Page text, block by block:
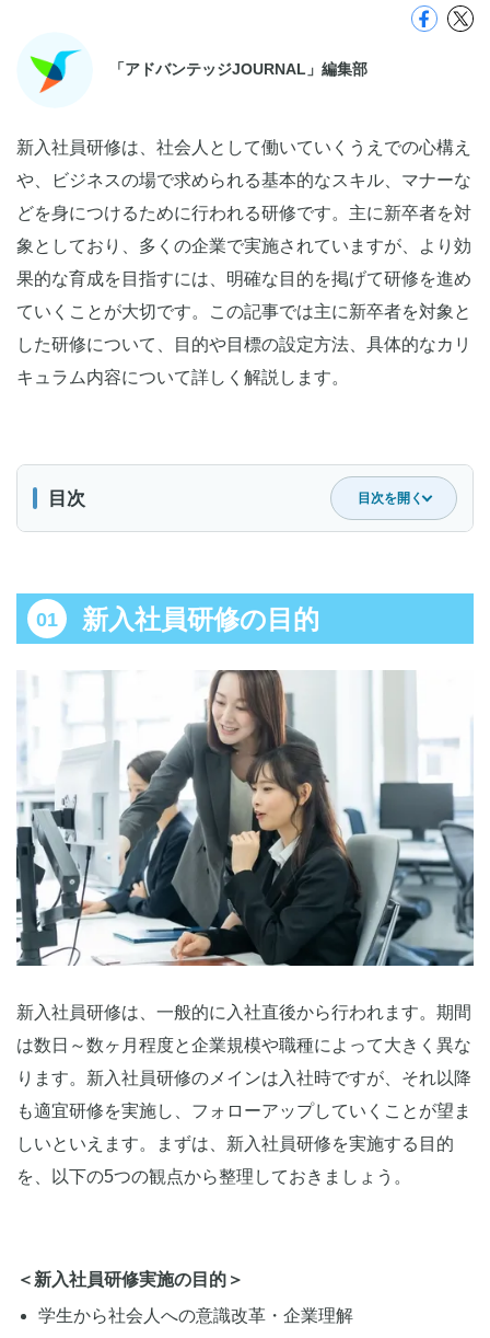
「アドバンテッジJOURNAL」編集部
新入社員研修は、社会人として働いていくうえでの心構え
や、ビジネスの場で求められる基本的なスキル、マナーな
どを身につけるために行われる研修です。主に新卒者を対
象としており、多くの企業で実施されていますが、より効
果的な育成を目指すには、明確な目的を掲げて研修を進め
ていくことが大切です。この記事では主に新卒者を対象と
した研修について、目的や目標の設定方法、具体的なカリ
キュラム内容について詳しく解説します。
目次 目次を開く
学生から社会人への意識改革・企業理解
ビジネススキル・マナー・知識の習得
社内ルールの遵守・コンプライアンスの徹底
メンタルヘルスケア対策
新入社員研修の目標の決め方
研修を経て「どうなってほしいか」を考える
「今」実施すべき内容かを見極める
現場にヒアリングし、すり合わせる
新入社員研修におすすめのカリキュラム内容
学生から社会人への意識改革研修
ビジネスマナー研修
組織や社内ルールの理解促進研修
メンタルヘルス対策研修
アウトプットの機会を設け学びを定着させる
研修後のフォロー体制を整える
適切に学びを設計し新入社員を育成
新入社員研修の目的
新入社員研修は、一般的に入社直後から行われます。期間
は数日～数ヶ月程度と企業規模や職種によって大きく異な
ります。新入社員研修のメインは入社時ですが、それ以降
も適宜研修を実施し、フォローアップしていくことが望ま
しいといえます。まずは、新入社員研修を実施する目的
を、以下の5つの観点から整理しておきましょう。
＜新入社員研修実施の目的＞
学生から社会人への意識改革・企業理解